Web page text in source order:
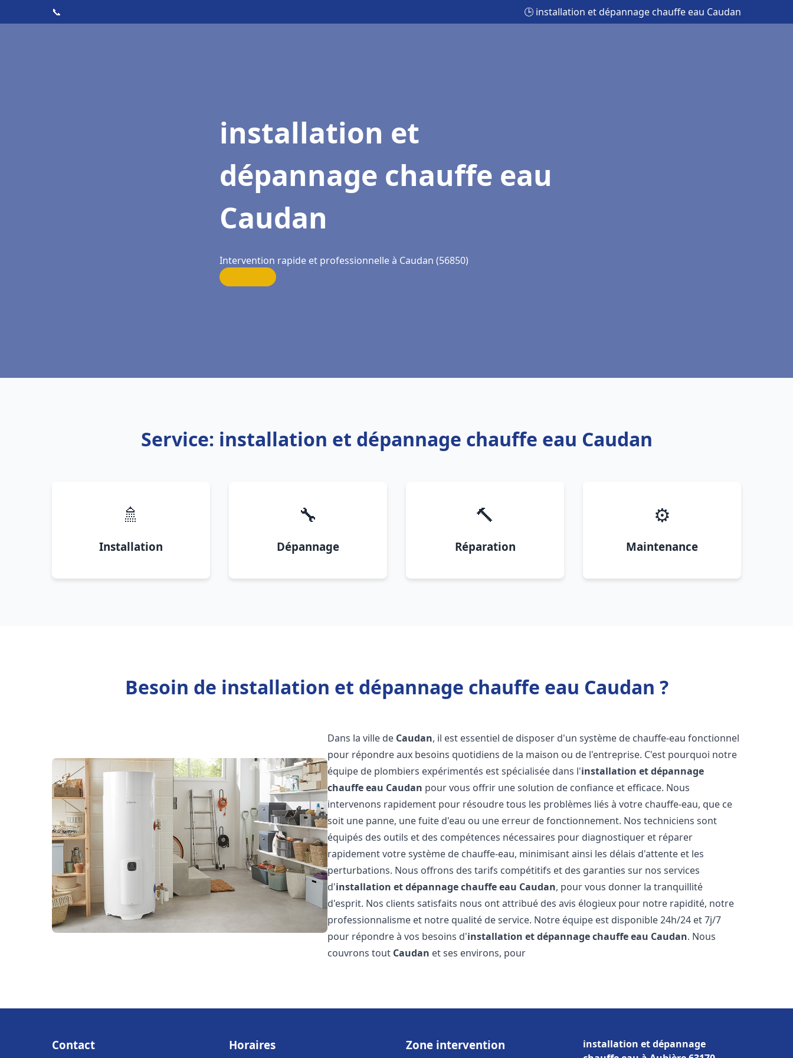
📞 🕒 installation et dépannage chauffe eau Caudan
installation et
dépannage chauffe eau
Caudan
Intervention rapide et professionnelle à Caudan (56850)
Service: installation et dépannage chauffe eau Caudan
🚿
Installation
🔧
Dépannage
🔨
Réparation
⚙️
Maintenance
Besoin de installation et dépannage chauffe eau Caudan ?
Dans la ville de Caudan, il est essentiel de disposer d'un système de chauffe-eau fonctionnel
pour répondre aux besoins quotidiens de la maison ou de l'entreprise. C'est pourquoi notre
équipe de plombiers expérimentés est spécialisée dans l'installation et dépannage
chauffe eau Caudan pour vous offrir une solution de confiance et efficace. Nous
intervenons rapidement pour résoudre tous les problèmes liés à votre chauffe-eau, que ce
soit une panne, une fuite d'eau ou une erreur de fonctionnement. Nos techniciens sont
équipés des outils et des compétences nécessaires pour diagnostiquer et réparer
rapidement votre système de chauffe-eau, minimisant ainsi les délais d'attente et les
perturbations. Nous offrons des tarifs compétitifs et des garanties sur nos services
d'installation et dépannage chauffe eau Caudan, pour vous donner la tranquillité
d'esprit. Nos clients satisfaits nous ont attribué des avis élogieux pour notre rapidité, notre
professionnalisme et notre qualité de service. Notre équipe est disponible 24h/24 et 7j/7
pour répondre à vos besoins d'installation et dépannage chauffe eau Caudan. Nous
couvrons tout Caudan et ses environs, pour
Contact Horaires Zone intervention
installation et dépannage